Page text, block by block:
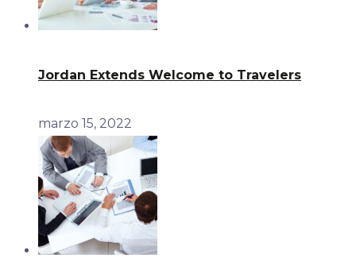
Jordan Extends Welcome to Travelers
marzo 15, 2022